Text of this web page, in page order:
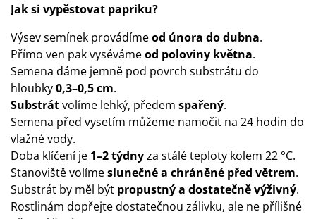
Jak si vypěstovat papriku?
Výsev semínek provádímeod února do dubna.
Přímo ven pak vysévámeod poloviny května.
Semena dáme jemně pod povrch substrátu do
hloubky0,3–0,5 cm.
Substrátvolíme lehký, předem spařený.
Semena před vysetím můžeme namočit na 24 hodin do
vlažné vody.
Doba klíčení je 1–2 týdnyza stálé teploty kolem 22 °C.
Stanoviště volímeslunečné a chráněné před větrem.
Substrát by měl být propustný a dostatečně výživný.
Rostlinám dopřejte dostatečnou zálivku, ale ne přílišné